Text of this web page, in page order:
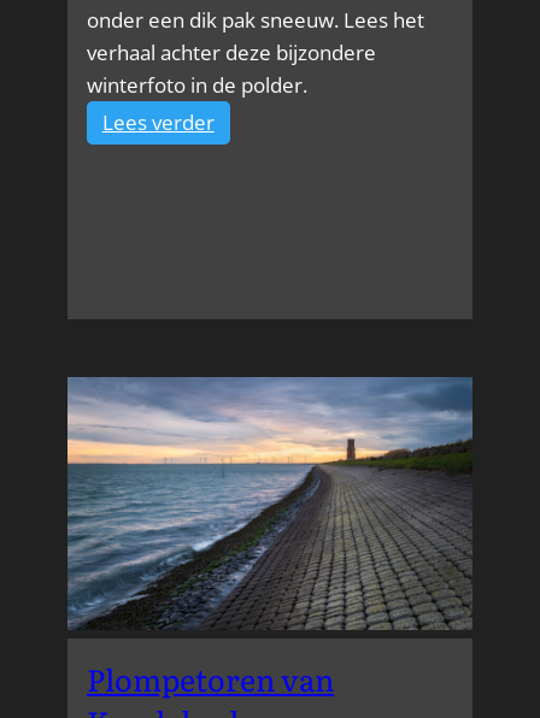
onder een dik pak sneeuw. Lees het
verhaal achter deze bijzondere
winterfoto in de polder.
Lees verder:
Winterpracht
Kinderdijk
Plompetoren van